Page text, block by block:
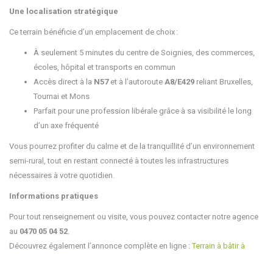
Une localisation stratégique
Ce terrain bénéficie d’un emplacement de choix :
À seulement 5 minutes du centre de Soignies, des commerces,
écoles, hôpital et transports en commun
Accès direct à la N57et à l’autoroute A8/E429 reliant Bruxelles,
Tournai et Mons
Parfait pour une profession libérale grâce à sa visibilité le long
d’un axe fréquenté
Vous pourrez profiter du calme et de la tranquillité d’un environnement
semi-rural, tout en restant connecté à toutes les infrastructures
nécessaires à votre quotidien.
Informations pratiques
Pour tout renseignement ou visite, vous pouvez contacter notre agence
au 0470 05 04 52
Découvrez également l’annonce complète en ligne :Terrain à bâtir à